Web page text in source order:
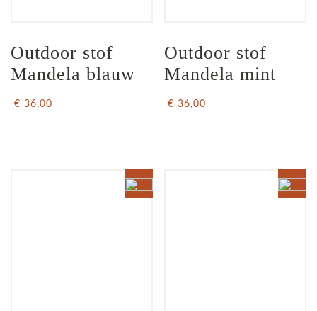
Outdoor stof
Mandela blauw
€ 36,00
Outdoor stof
Mandela mint
€ 36,00